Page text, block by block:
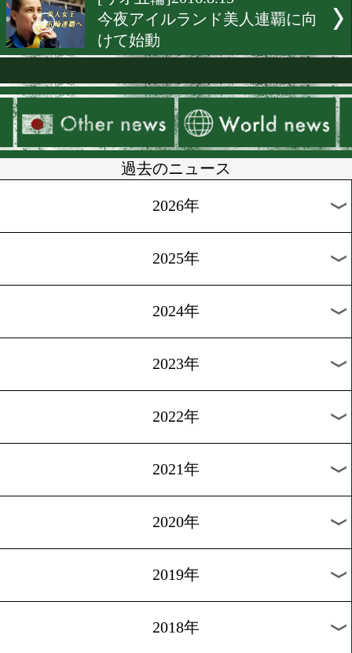
[五輪戦士]2016.12.6
階級を上げて復帰する?
[アジア月間賞]2016.12.1
堤が3つ目の日本史上初!
憧れの父と目指せ!オリン
[天才少年を探せ]2016.10.9
呼ばれたい
[リオ五輪]2016.8.15
けて始動
過去のニュース
2026年